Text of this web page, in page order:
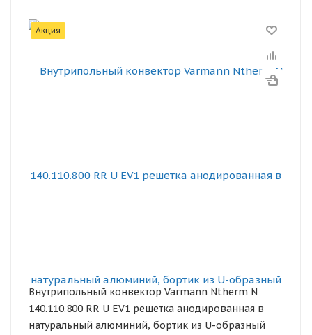
Акция
Внутрипольный конвектор Varmann Ntherm N
140.110.800 RR U EV1 решетка анодированная в
натуральный алюминий, бортик из U-образный